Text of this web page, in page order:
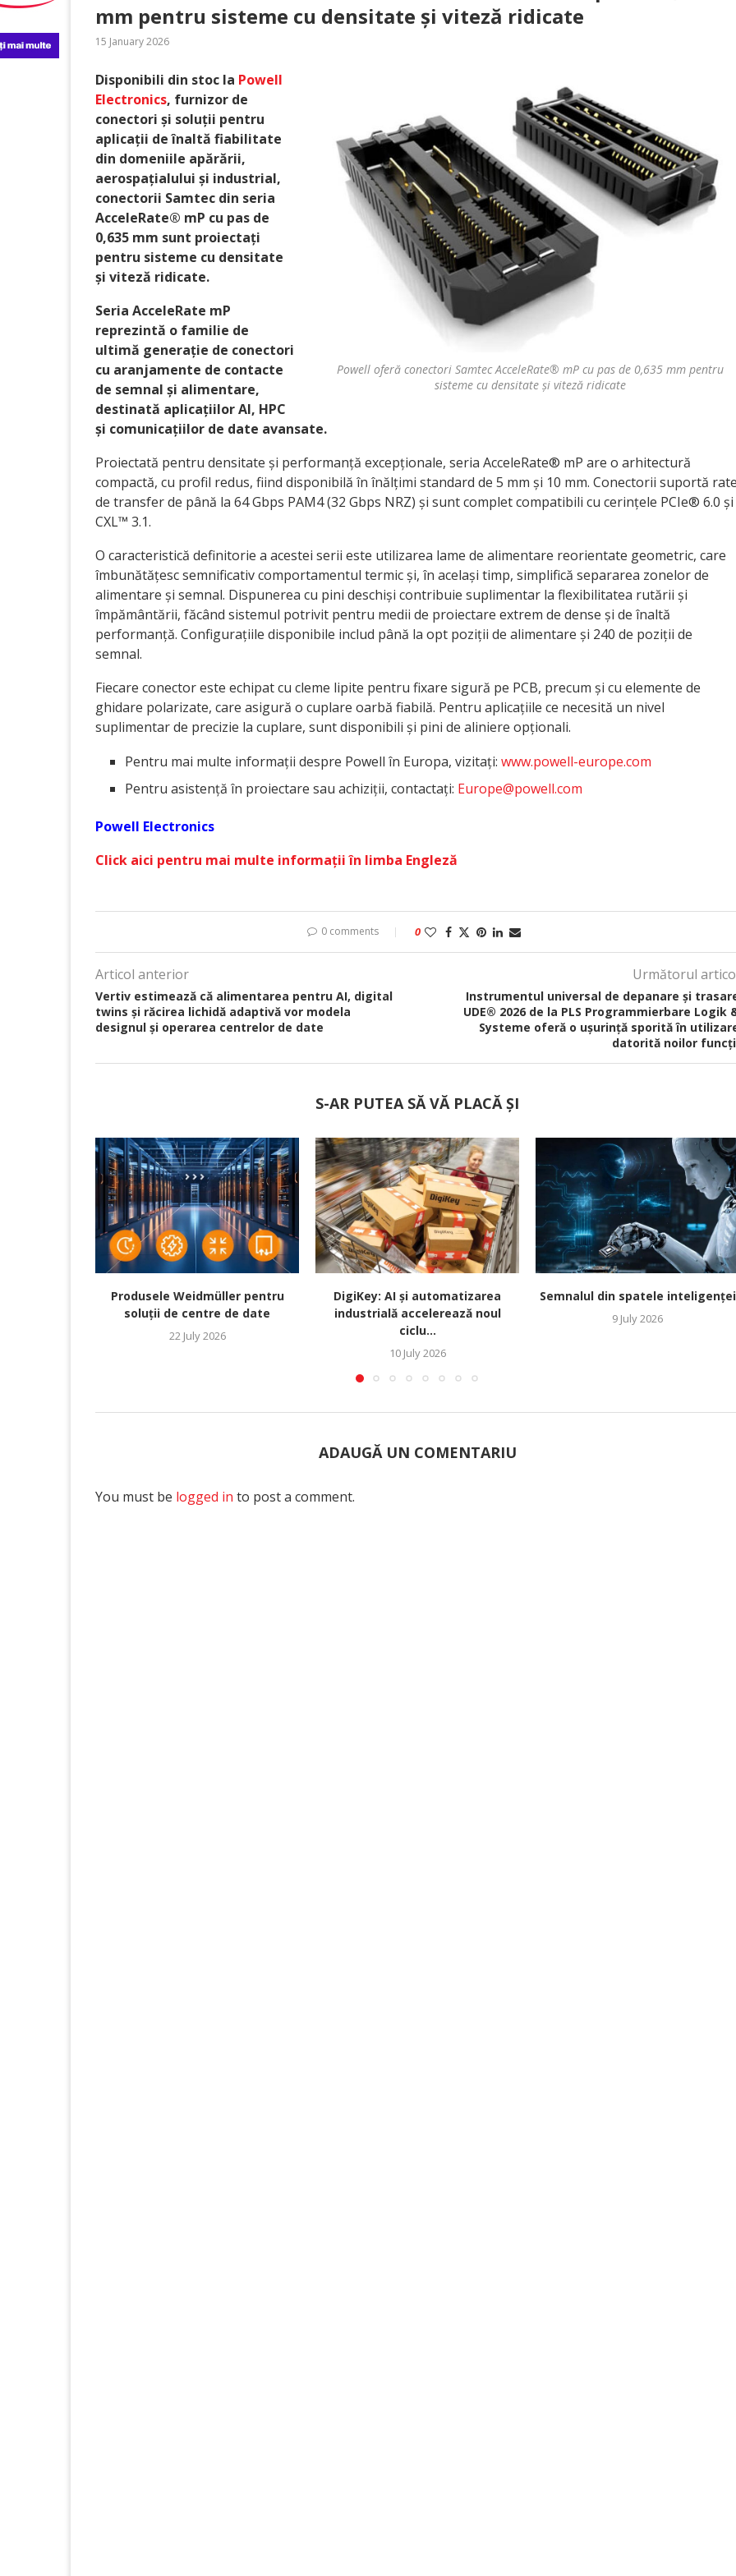
mm pentru sisteme cu densitate și viteză ridicate
15 January 2026
Powell oferă conectori Samtec AcceleRate® mP cu pas de 0,635 mm pentru
sisteme cu densitate și viteză ridicate
Disponibili din stoc la Powell
Electronics, furnizor de
conectori și soluții pentru
aplicații de înaltă fiabilitate
din domeniile apărării,
aerospațialului și industrial,
conectorii Samtec din seria
AcceleRate® mP cu pas de
0,635 mm sunt proiectați
pentru sisteme cu densitate
și viteză ridicate.
Seria AcceleRate mP
reprezintă o familie de
ultimă generație de conectori
cu aranjamente de contacte
de semnal și alimentare,
destinată aplicațiilor AI, HPC
și comunicațiilor de date avansate.
Proiectată pentru densitate și performanță excepționale, seria AcceleRate® mP are o arhitectură
compactă, cu profil redus, fiind disponibilă în înălțimi standard de 5 mm și 10 mm. Conectorii suportă
de transfer de până la 64 Gbps PAM4 (32 Gbps NRZ) și sunt complet compatibili cu cerințele PCIe® 6.0 și
CXL™ 3.1.
O caracteristică definitorie a acestei serii este utilizarea lame de alimentare reorientate geometric, care
îmbunătățesc semnificativ comportamentul termic și, în același timp, simplifică separarea zonelor de
alimentare și semnal. Dispunerea cu pini deschiși contribuie suplimentar la flexibilitatea rutării și
împământării, făcând sistemul potrivit pentru medii de proiectare extrem de dense și de înaltă
performanță. Configurațiile disponibile includ până la opt poziții de alimentare și 240 de poziții de
semnal.
Fiecare conector este echipat cu cleme lipite pentru fixare sigură pe PCB, precum și cu elemente de
ghidare polarizate, care asigură o cuplare oarbă fiabilă. Pentru aplicațiile ce necesită un nivel
suplimentar de precizie la cuplare, sunt disponibili și pini de aliniere opționali.
Pentru mai multe informații despre Powell în Europa, vizitați: www.powell-europe.com
Pentru asistență în proiectare sau achiziții, contactați: Europe@powell.com
Powell Electronics
Click aici pentru mai multe informații în limba Engleză
0 comments 0
Articol anterior
Vertiv estimează că alimentarea pentru AI, digital
twins și răcirea lichidă adaptivă vor modela
designul și operarea centrelor de date
Următorul
Instrumentul universal de depanare și
UDE® 2026 de la PLS Programmierbare Logik
Systeme oferă o ușurință sporită în
datorită noilor
S-AR PUTEA SĂ VĂ PLACĂ ȘI
Produsele Weidmüller pentru
soluții de centre de date
22 July 2026
DigiKey: AI și automatizarea
industrială accelerează noul
ciclu...
10 July 2026
Semnalul din spatele inteligenței
9 July 2026
ADAUGĂ UN COMENTARIU
You must be logged in to post a comment.